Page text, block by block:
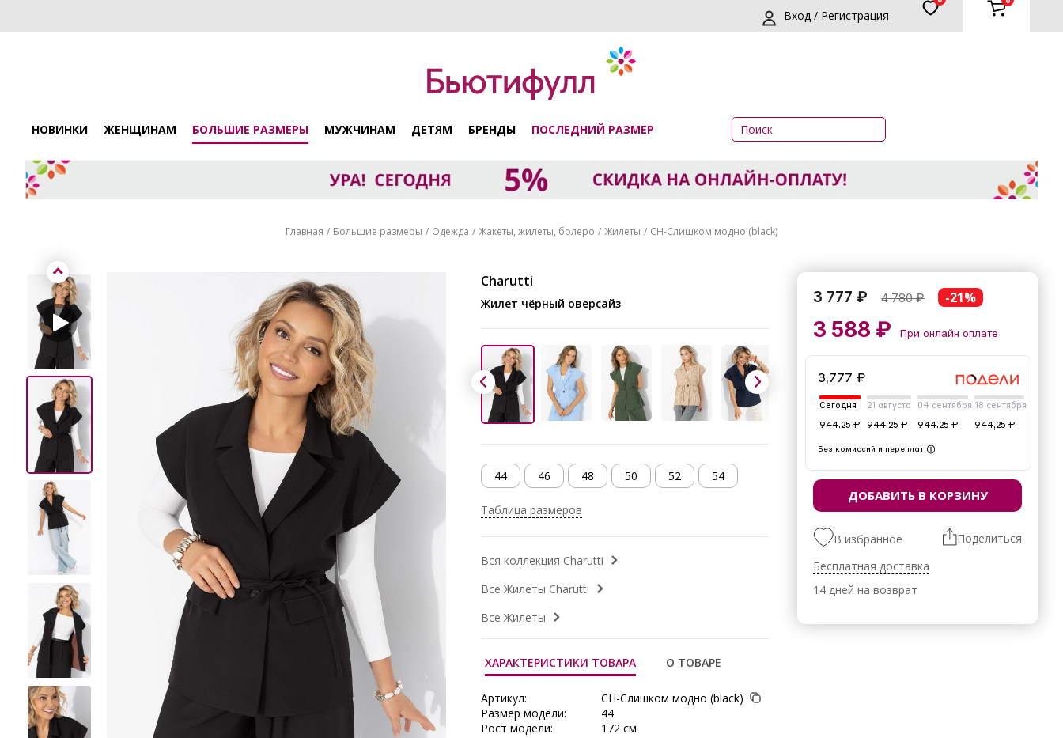
Вход / Регистрация
НОВИНКИ ЖЕНЩИНАМ БОЛЬШИЕ РАЗМЕРЫ МУЖЧИНАМ ДЕТЯМ БРЕНДЫ ПОСЛЕДНИЙ РАЗМЕР
Главная Большие размеры Одежда Жакеты, жилеты, болеро Жилеты CH-Слишком модно (black)
Charutti
Жилет чёрный оверсайз
44 46 48 50 52 54
Таблица размеров
Вся коллекция Charutti
Все Жилеты Charutti
Все Жилеты
ХАРАКТЕРИСТИКИ ТОВАРА О ТОВАРЕ
Артикул:
CH-Слишком модно (black)
Размер модели:
44
Рост модели:
172 см
3 777 ₽ 4 780₽ -21%
3 588 ₽ При онлайн оплате
3,777 ₽
Сегодня
944.25 ₽
21 августа
944.25 ₽
04 сентября
944.25 ₽
18 сентября
944,25 ₽
Без комиссий и переплат
ДОБАВИТЬ В КОРЗИНУ
В избранное
Поделиться
Бесплатная доставка
14 дней на возврат